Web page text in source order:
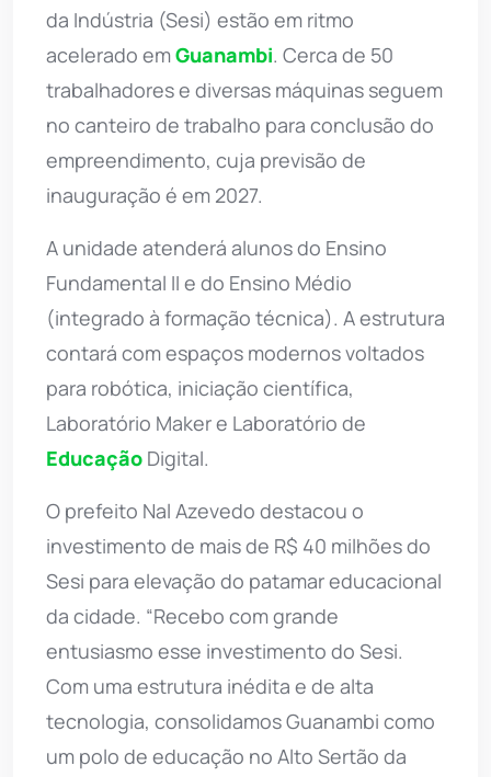
da Indústria (Sesi) estão em ritmo
acelerado emGuanambi. Cerca de 50
trabalhadores e diversas máquinas seguem
no canteiro de trabalho para conclusão do
empreendimento, cuja previsão de
inauguração é em 2027.
A unidade atenderá alunos do Ensino
Fundamental II e do Ensino Médio
(integrado à formação técnica). A estrutura
contará com espaços modernos voltados
para robótica, iniciação científica,
Laboratório Maker e Laboratório de
Educação Digital.
O prefeito Nal Azevedo destacou o
investimento de mais de R$ 40 milhões do
Sesi para elevação do patamar educacional
da cidade. “Recebo com grande
entusiasmo esse investimento do Sesi.
Com uma estrutura inédita e de alta
tecnologia, consolidamos Guanambi como
um polo de educação no Alto Sertão da